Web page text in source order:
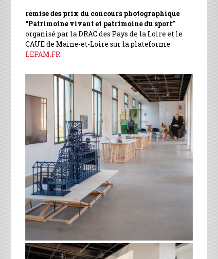
remise des prix du concours photographique
“Patrimoine vivant et patrimoine du sport”
organisé par la DRAC des Pays de la Loire et le
CAUE de Maine-et-Loire sur la plateforme
LEPAM.FR